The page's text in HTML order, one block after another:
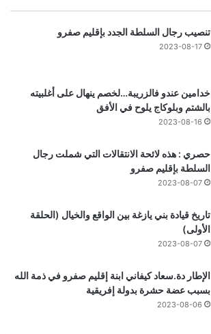
تنصيب رجال السلطة الجدد بإقليم صفرو
2023-08-17
خدامين عندو فالزريبة…لخصم ينهال على أغلبيته
بالشتم وبلوكاج يلوح في الأفق
2023-08-16
حصري : هذه لائحة الانتقالات التي شملت رجال
السلطة بإقليم صفرو
2023-08-07
تاريخ قيادة بني يازغة بين الواقع والخيال (الحلقة
الأولى)
2023-08-07
الإطار دة.سعاد كيفاني ابنة إقليم صفرو في ذمة الله
بسبب عضة حشرة بدولة إفريقية
2023-08-06